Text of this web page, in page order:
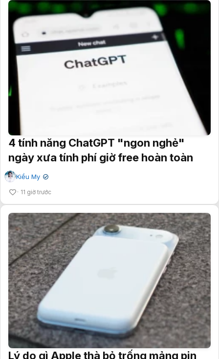
4 tính năng ChatGPT "ngon nghẻ"
ngày xưa tính phí giờ free hoàn toàn
Kiều My ✔
11 giờ trước
Lý do gì Apple thà bỏ trống mảng pin